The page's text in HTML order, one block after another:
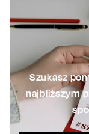
Szukasz
najbliższym